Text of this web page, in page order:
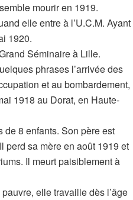
mourir en 1919.
elle entre à l’U.C.M. Ayant
1920.
Séminaire à Lille.
phrases l’arrivée des
et au bombardement,
1918 au Dorat, en Haute-
de 8 enfants. Son père est
perd sa mère en août 1919 et
Il meurt paisiblement à
elle travaille dès l’âge